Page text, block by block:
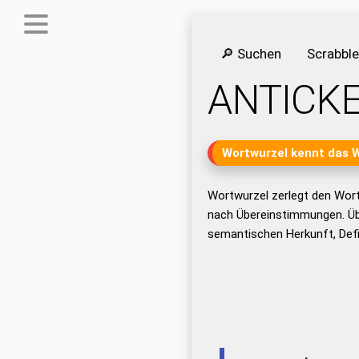
🔎 Suchen
Wortwurzel kennt das
Wortwurzel zerlegt den
nach Übereinstimmungen.
semantischen Herkunft,